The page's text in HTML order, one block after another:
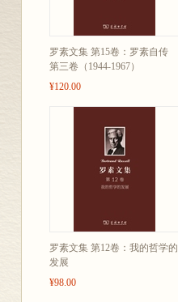
罗素文集 第15卷：罗素自传
第三卷（1944-1967）
¥120.00
罗素文集 第12卷：我的哲学的
发展
¥98.00